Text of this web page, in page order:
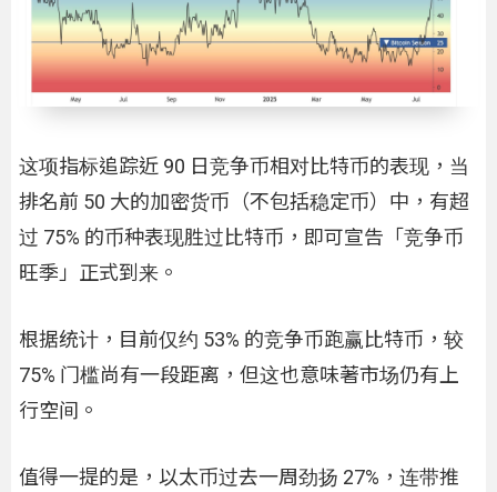
这项指标追踪近 90 日竞争币相对比特币的表现，当
排名前 50 大的加密货币（不包括稳定币）中，有超
过 75% 的币种表现胜过比特币，即可宣告「竞争币
旺季」正式到来。
根据统计，目前仅约 53% 的竞争币跑赢比特币，较
75% 门槛尚有一段距离，但这也意味著市场仍有上
行空间。
值得一提的是，以太币过去一周劲扬 27%，连带推